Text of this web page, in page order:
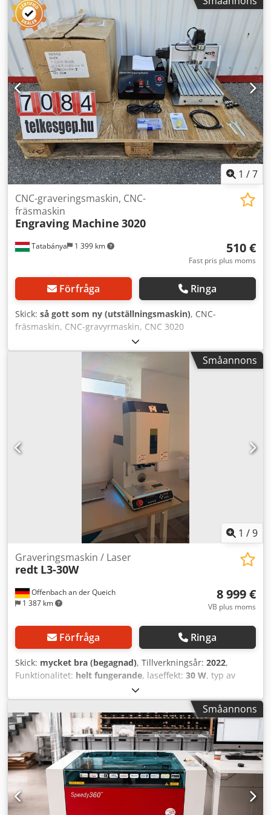
WINGRAED och WINSMAT
1 /7
Tatabánya 1 399 km
CNC-graveringsmaskin, CNC-
fräsmaskin
Engraving Machine 3020
510 €
Fast pris plus moms
Förfråga Ringa
Skick: så gott som ny (utställningsmaskin), CNC-
fräsmaskin, CNC-gravyrmaskin, CNC 3020
bordsgravyrmaskin / miniatyr-CNC-fräsmaskin –
arbetsområde 200 × 300 mm, begagnad maskin Tillverkare
Gravyrmaskin Modell 3020 Totala mått Bredd: 400 mm
Djup: 530 mm Höjd: 400 mm Styrenhetens mått Bredd: 290
mm Djup: 325 mm Höjd: 175 mm Mått för transport 500 ×
400 × 390 mm 410 × 345 × 280 mm Tekniska specifikationer
Maskintyp: Gravyrmaskin / miniatyr-CNC-fräsmaskin
Modell: 3020 Serienummer: 2501053020CZ12-11 Effektivt
arbetsområde: Dodjzka R Uopfx Ai Njkr X-axel: 200 mm Y-
axel: 300 mm Z-axel: 50 mm Strömförsörjning: AC 200–240
V, 50 Hz (fungerar med en standard 230 V
hushålls-/verkstadsströmkälla) Tillverkarens information
Tillverkare: Changzhou Huajiang Electrical Co., Ltd. (Kina)
Europeisk importör / distributör: CNCworld Group Sp. z
o.o. (Jednia-Letnisko, Polen) Certifieringar CE RoHS FCC
Småannons
1 /9
Offenbach an der Queich
1 387 km
Graveringsmaskin / Laser
redt L3-30W
8 999 €
VB plus moms
Förfråga Ringa
Skick: mycket bra (begagnad), Tillverkningsår: 2022,
Funktionalitet: helt fungerande, laseffekt: 30 W, typ av
404 mm
total längd:556 mm, totalvikt:35 kg, bordshöjd:100 mm,
bordlängd: 350 mm , bordbredd:170 mm, krävd bredd:
404 mm , höjdkrav: 590 mm, arbets höjd:100 mm,
platskrav längd:556 mm, arbetsbredd:350 mm,
Professionell lasergravyrmaskin Magic L3 30W – ett
utmärkt tillfälle! Vi säljer vår högkvalitativa Magic L3
lasergravyrmaskin med 30W fiberlaser. TEKNISKA DATA: •
Modell: Magic L3 30W (Red Technology) • Lasertyp: 30W
fiberlaser • Nypris: 15 490 EUR (se tillverkarens webbplats)
Småannons